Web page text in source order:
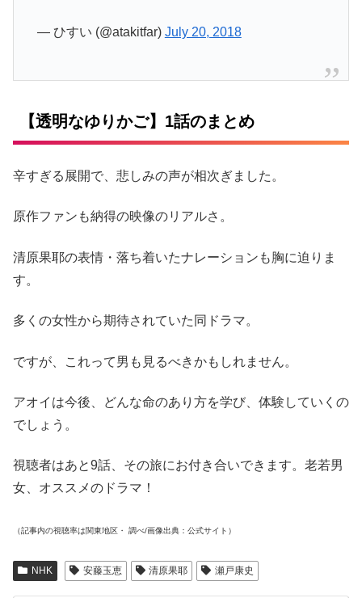
— ひすい (@atakitfar) July 20, 2018
【透明なゆりかご】1話のまとめ
辛すぎる展開で、悲しみの声が相次ぎました。
原作ファンも納得の映像のリアルさ。
清原果耶の表情・落ち着いたナレーションも胸に迫りま
す。
多くの女性から期待されていた同ドラマ。
ですが、これって男も見るべきかもしれません。
アオイは今後、どんな命のあり方を学び、体験していくの
でしょう。
視聴者はあと9話、その旅にお付き合いできます。老若男
女、オススメのドラマ！
（記事内の視聴率は関東地区・ 調べ/画像出典：公式サイト）
NHK 安藤玉恵 清原果耶 瀬戸康史